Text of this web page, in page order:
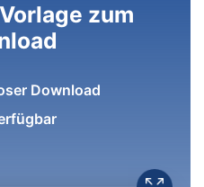
zum
Download